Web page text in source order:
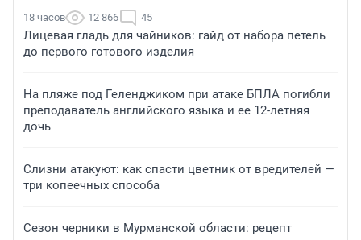
18 часов 12 866 45
Лицевая гладь для чайников: гайд от набора петель
до первого готового изделия
На пляже под Геленджиком при атаке БПЛА погибли
преподаватель английского языка и ее 12-летняя
дочь
Слизни атакуют: как спасти цветник от вредителей —
три копеечных способа
Сезон черники в Мурманской области: рецепт